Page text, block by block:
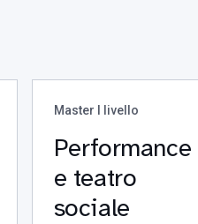
Master I livello
Performance
e teatro
sociale